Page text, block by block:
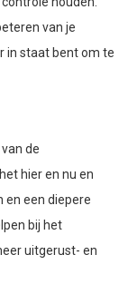
van je
in staat bent om te
de
hier en nu en
en een diepere
bij het
uitgerust- en